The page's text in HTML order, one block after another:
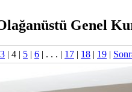
Genel
3 | 4 | 5 | 6 | . . . | 17 | 18 | 19 |